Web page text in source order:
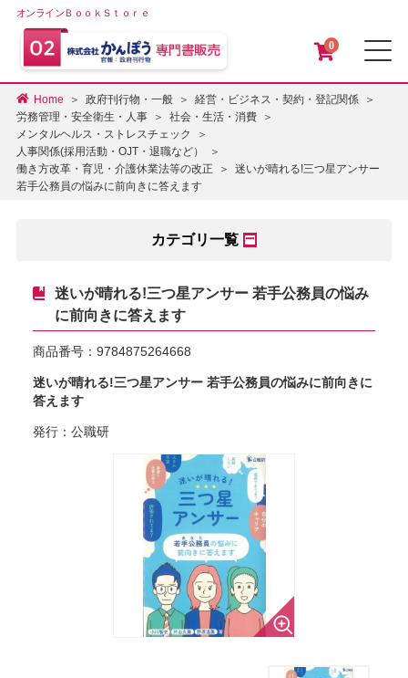
オンラインＢｏｏｋＳｔｏｒｅ
0
Home 政府刊行物・一般
経営・ビジネス・契約・登記関係
労務管理・安全衛生・人事
社会・生活・消費
メンタルヘルス・ストレスチェック
人事関係(採用活動・OJT・退職など）
働き方改革・育児・介護休業法等の改正
迷いが晴れる!三つ星アンサー
若手公務員の悩みに前向きに答えます
カテゴリ一覧
迷いが晴れる!三つ星アンサー 若手公務員の悩み
に前向きに答えます
商品番号： 9784875264668
迷いが晴れる!三つ星アンサー 若手公務員の悩みに前向きに
答えます
発行：公職研